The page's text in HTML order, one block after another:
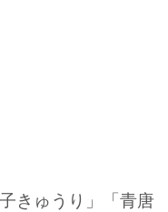
きゅうり」「青唐